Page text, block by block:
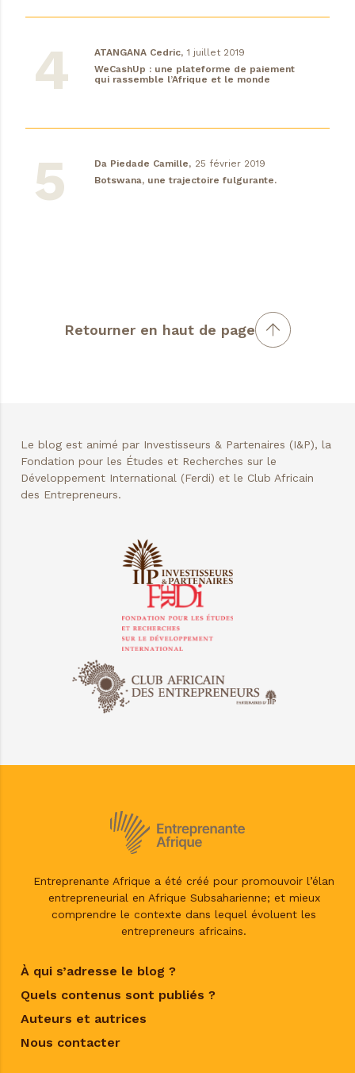
ATANGANA Cedric, 1 juillet 2019
WeCashUp : une plateforme de paiement
qui rassemble l’Afrique et le monde
Da Piedade Camille, 25 février 2019
Botswana, une trajectoire fulgurante.
Retourner en haut de page
Le blog est animé par Investisseurs & Partenaires (I&P), la
Fondation pour les Études et Recherches sur le
Développement International (Ferdi) et le Club Africain
des Entrepreneurs.
Entreprenante Afrique a été créé pour promouvoir l’élan
entrepreneurial en Afrique Subsaharienne; et mieux
comprendre le contexte dans lequel évoluent les
entrepreneurs africains.
À qui s’adresse le blog ?
Quels contenus sont publiés ?
Auteurs et autrices
Nous contacter